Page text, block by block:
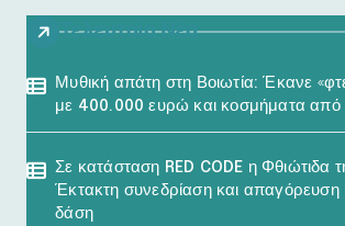
Τελευταία Νέα
Μυθική απάτη στη Βοιωτία: Έκανε
με 400.000 ευρώ και κοσμήματα από
Σε κατάσταση RED CODE η Φθιώτιδα
Έκτακτη συνεδρίαση και απαγόρευση
δάση